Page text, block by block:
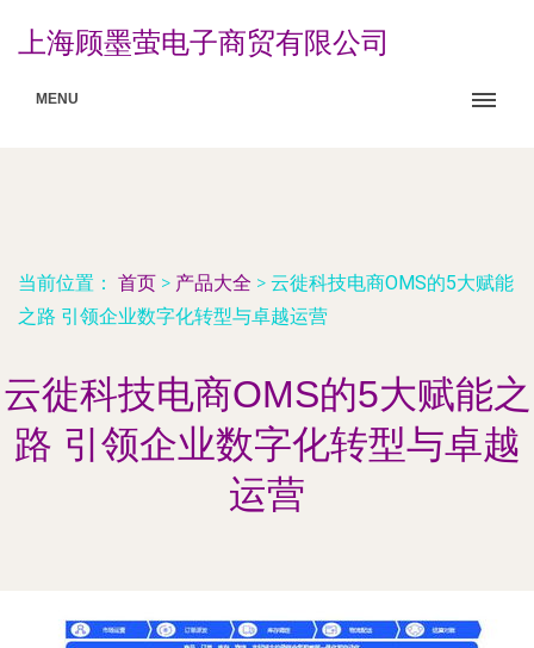
上海顾墨萤电子商贸有限公司
MENU
当前位置： 首页 > 产品大全 > 云徙科技电商OMS的5大赋能
之路 引领企业数字化转型与卓越运营
云徙科技电商OMS的5大赋能之
路 引领企业数字化转型与卓越
运营